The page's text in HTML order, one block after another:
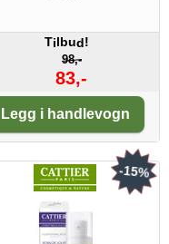
Tilbud!
98,-
83,-
Legg i handlevogn
-15%